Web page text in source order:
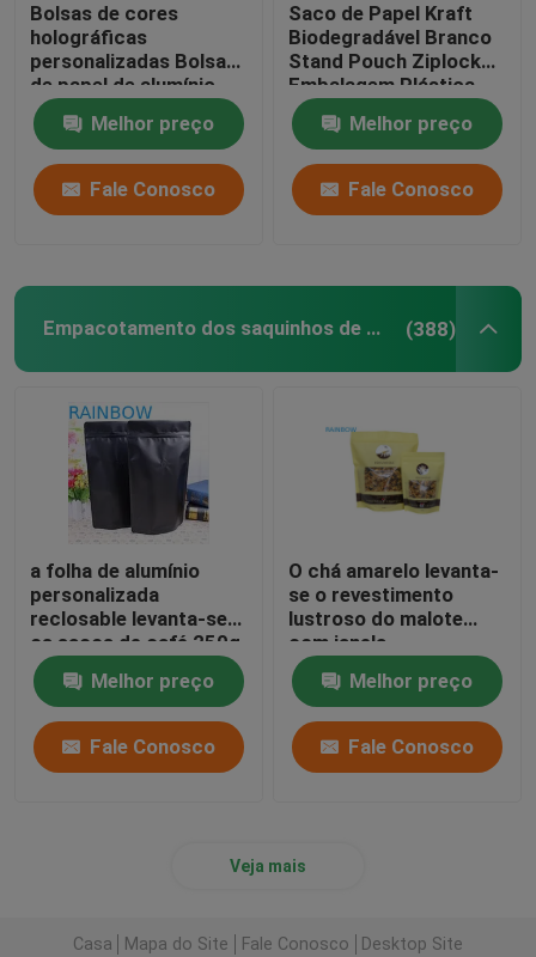
Bolsas de cores
holográficas
personalizadas Bolsas
de papel de alumínio
com resistência a
cheiros e função
recolocável
Melhor preço
Fale Conosco
Saco de Papel Kraft
Biodegradável Branco
Stand Pouch Ziplock
Embalagem Plástica
Para Alimentos para
Animais de Estimação
Compostável
Melhor preço
Fale Conosco
Empacotamento dos saquinhos de chá (388)
a folha de alumínio
personalizada
reclosable levanta-se
os sacos de café 250g
Melhor preço
Fale Conosco
O chá amarelo levanta-
se o revestimento
lustroso do malote
com janela
Ziplock/clara
Melhor preço
Fale Conosco
Veja mais
Casa Mapa do Site Fale Conosco Desktop Site